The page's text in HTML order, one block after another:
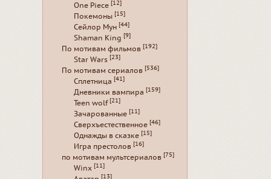
One Piece [12]
Покемоны [15]
Сейлор Мун [44]
Shaman King [9]
По мотивам фильмов [192]
Star Wars [23]
По мотивам сериалов [536]
Сплетница [41]
Дневники вампира [159]
Teen wolf [21]
Зачарованные [11]
Сверхъестественное [46]
Однажды в сказке [15]
Игра престолов [16]
по мотивам мультсериалов [75]
Winx [11]
[13]